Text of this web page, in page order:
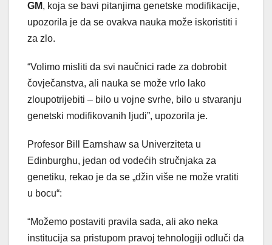
GM, koja se bavi pitanjima genetske modifikacije,
upozorila je da se ovakva nauka može iskoristiti i
za zlo.
“Volimo misliti da svi naučnici rade za dobrobit
čovječanstva, ali nauka se može vrlo lako
zloupotrijebiti – bilo u vojne svrhe, bilo u stvaranju
genetski modifikovanih ljudi”, upozorila je.
Profesor Bill Earnshaw sa Univerziteta u
Edinburghu, jedan od vodećih stručnjaka za
genetiku, rekao je da se „džin više ne može vratiti
u bocu“:
“Možemo postaviti pravila sada, ali ako neka
institucija sa pristupom pravoj tehnologiji odluči da